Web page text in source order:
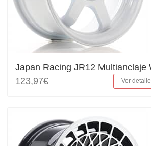
Japan Racing JR12 Multianclaje
123,97€
Ver